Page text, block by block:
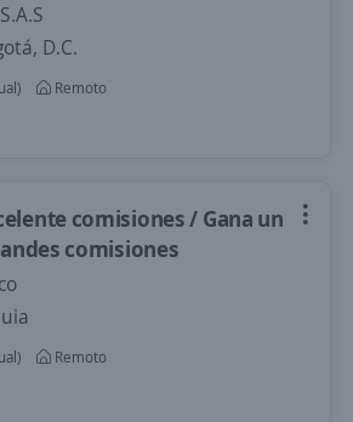
D.C.
Remoto
comisiones / Gana un
comisiones
Remoto